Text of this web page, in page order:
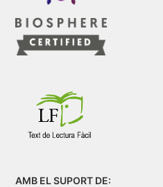
AMB EL SUPORT DE: